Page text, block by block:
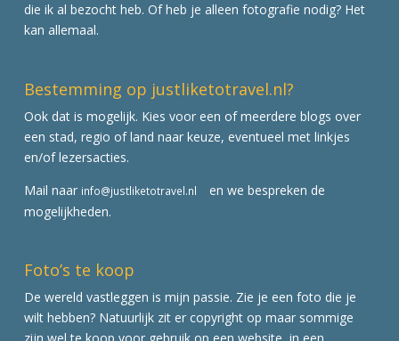
die ik al bezocht heb. Of heb je alleen fotografie nodig? Het
kan allemaal.
Bestemming op justliketotravel.nl?
Ook dat is mogelijk. Kies voor een of meerdere blogs over
een stad, regio of land naar keuze, eventueel met linkjes
en/of lezersacties.
Mail naar info@justliketotravel.nl
en we bespreken de
mogelijkheden.
Foto’s te koop
De wereld vastleggen is mijn passie. Zie je een foto die je
wilt hebben? Natuurlijk zit er copyright op maar sommige